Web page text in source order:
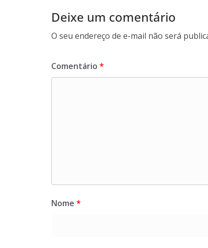
Deixe um comentário
O seu endereço de e-mail não será
Comentário *
Nome *